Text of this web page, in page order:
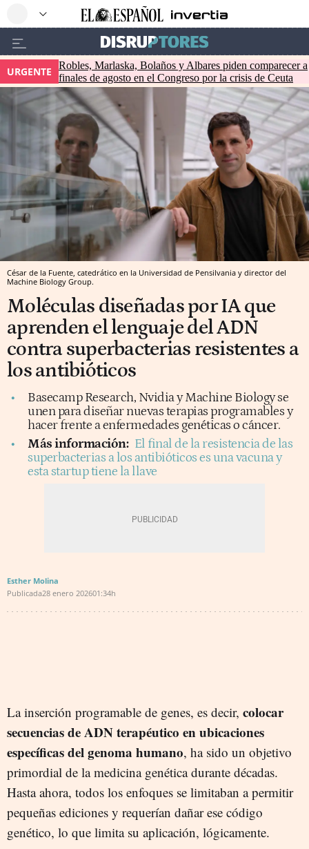
URGENTE
Robles, Marlaska, Bolaños y Albares piden comparecer a
finales de agosto en el Congreso por la crisis de Ceuta
César de la Fuente, catedrático en la Universidad de Pensilvania y director del
Machine Biology Group.
Moléculas diseñadas por IA que
aprenden el lenguaje del ADN
contra superbacterias resistentes a
los antibióticos
Basecamp Research, Nvidia y Machine Biology se
unen para diseñar nuevas terapias programables y
hacer frente a enfermedades genéticas o cáncer.
Más información: El final de la resistencia de las
superbacterias a los antibióticos es una vacuna y
esta startup tiene la llave
Esther Molina
Publicada28 enero 202601:34h
La inserción programable de genes, es decir, colocar
secuencias de ADN terapéutico en ubicaciones
específicas del genoma humano, ha sido un objetivo
primordial de la medicina genética durante décadas.
Hasta ahora, todos los enfoques se limitaban a permitir
pequeñas ediciones y requerían dañar ese código
genético, lo que limita su aplicación, lógicamente.